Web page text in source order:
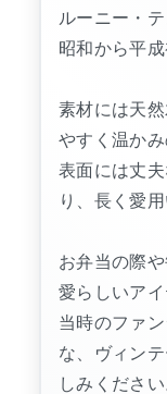
ルーニー・
昭和から平
素材には天
やすく温かみ
表面には丈
り、長く愛
お弁当の際
愛らしいアイ
当時のファ
な、ヴィン
しみください